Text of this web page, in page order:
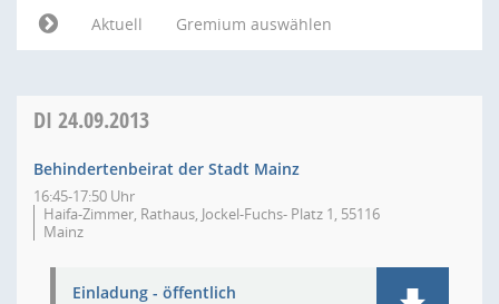
Aktuell
Gremium auswählen
DI 24.09.2013
Behindertenbeirat der Stadt Mainz
16:45-17:50 Uhr
Haifa-Zimmer, Rathaus, Jockel-Fuchs- Platz 1, 55116
Mainz
Einladung - öffentlich